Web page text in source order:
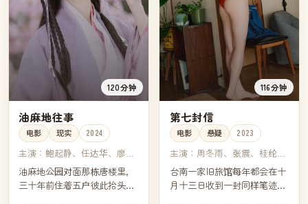
120分钟
油麻地往事
电影 现实 2024
主演：鲍起静、任达华、廖启
智、黄秋生
油麻地公园对面那栋唐楼里，
三十年前住着五户彼此抬头不
116分钟
第七封信
电影 悬疑 2023
主演： 周冬雨、张震、桂纶
镁、莫子仪
台南一家旧旅馆每年都会在十
月十三日收到一封同样笔迹的